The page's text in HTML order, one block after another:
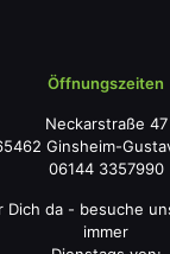
Öffnungszeiten
Neckarstraße 47
Ginsheim-
06144 3357990
Dich da - besuche
immer